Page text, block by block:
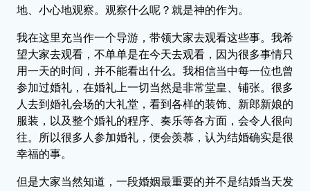
地、小心地观察。观察什么呢？就是神的作为。
我在这里充当作一个导游，带领大家去观看这些事。我希
望大家去观看，不单单是在今天去观看，因为很多事情只
用一天的时间，并不能看出什么。我相信当中每一位也曾
参加过婚礼，在婚礼上一切当然是非常堂皇、铺张。很多
人去到婚礼会场的大礼堂，看到各样的装饰、新郎新娘的
服装，以及整个婚礼的程序、奏乐等各方面，会令人很向
往。所以很多人参加婚礼，便会羡慕，认为结婚确实是很
幸福的事。
但是大家当然知道，一段婚姻最重要的并不是结婚当天发